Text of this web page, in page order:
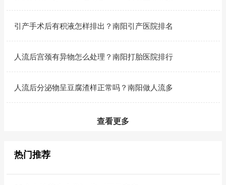
引产手术后有积液怎样排出？南阳引产医院排名
人流后宫颈有异物怎么处理？南阳打胎医院排行
人流后分泌物呈豆腐渣样正常吗？南阳做人流多
查看更多
热门推荐